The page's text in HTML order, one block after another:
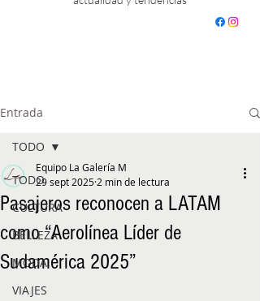
Entrada
TODO
CULTURA
BELLEZA
MODA
VIAJES
TODO
Pasajeros reconocen a LATAM
como “Aerolínea Líder de
Sudamérica 2025”
Equipo La Galería M
29 sept 2025 2 min de lectura